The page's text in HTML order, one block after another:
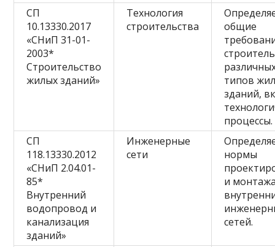
СП
10.13330.2017
«СНиП 31-01-
2003*
Строительство
жилых зданий»
Технология
строительства
общие
типов
зданий,
процессы.
СП
118.13330.2012
«СНиП 2.04.01-
85*
Внутренний
водопровод и
канализация
зданий»
Инженерные
сети
нормы
и
сетей.